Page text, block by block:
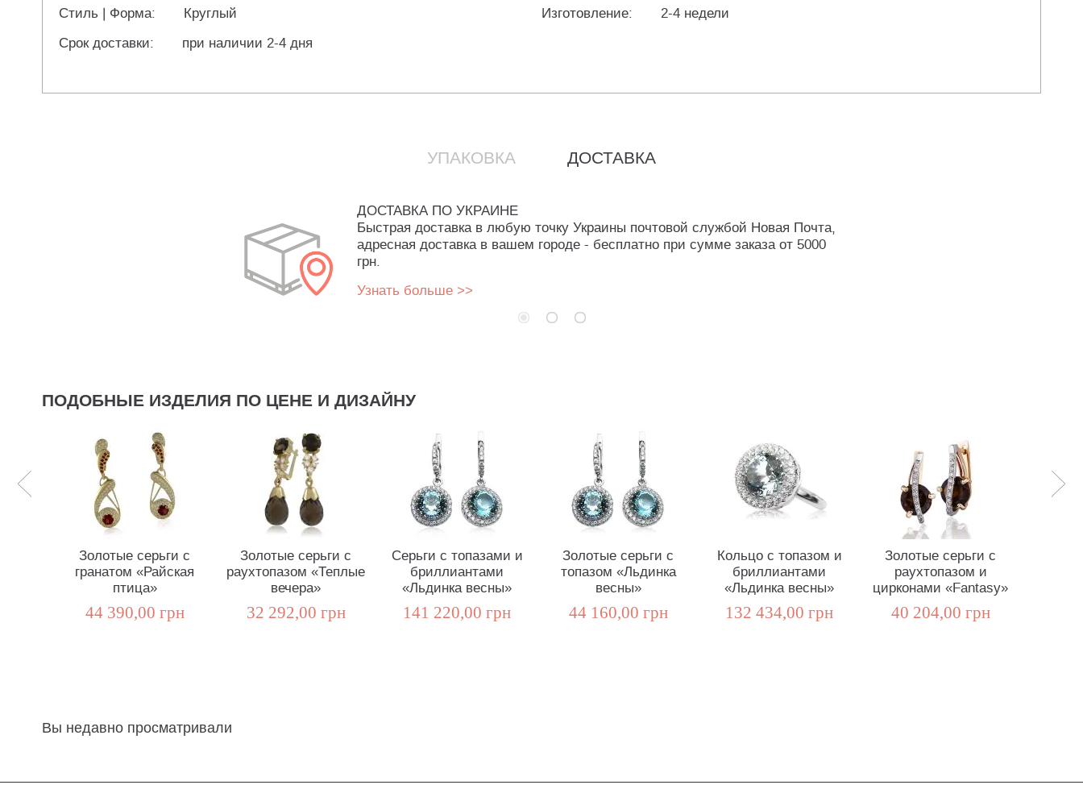
Стиль | Форма:
Круглый Изготовление:
2-4 недели
Срок доставки:
при наличии 2-4 дня
УПАКОВКА ДОСТАВКА
ДОСТАВКА ПО УКРАИНЕ
Быстрая доставка в любую точку Украины почтовой службой Новая Почта,
адресная доставка в вашем городе - бесплатно при сумме заказа от 5000
грн.
Узнать больше >>
ПОДОБНЫЕ ИЗДЕЛИЯ ПО ЦЕНЕ И ДИЗАЙНУ
Золотые серьги с
гранатом «Райская
птица»
44 390,00 грн
Золотые серьги с
раухтопазом «Теплые
вечера»
32 292,00 грн
Серьги с топазами и
бриллиантами
«Льдинка весны»
141 220,00 грн
Золотые серьги с
топазом «Льдинка
весны»
44 160,00 грн
Кольцо с топазом и
бриллиантами
«Льдинка весны»
132 434,00 грн
Золотые серьги с
раухтопазом и
цирконами «Fantasy»
40 204,00 грн
Вы недавно просматривали